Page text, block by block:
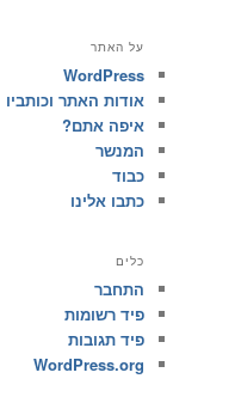
על האתר
WordPress
אודות האתר וכותביו
איפה אתם?
המנשר
כבוד
כתבו אלינו
כלים
התחבר
פיד רשומות
פיד תגובות
WordPress.org